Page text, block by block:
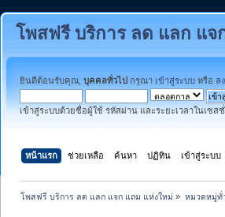
โพสฟรี บริการ ลด แลก แจ
ยินดีต้อนรับคุณ, บุคคลทั่วไป กรุณา เข้าสู่ระบบ หรือ ล
เข้าสู่ระบบด้วยชื่อผู้ใช้ รหัสผ่าน และระยะเวลาในเซส
หน้าแรก ช่วยเหลือ ค้นหา ปฏิทิน เข้าสู่ระบบ
โพสฟรี บริการ ลด แลก แจก แถม แห่งใหม่ » หมวดหมู่ทั่